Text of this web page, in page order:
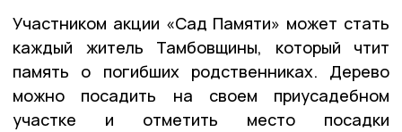
Участником акции «Сад Памяти» может стать
каждый житель Тамбовщины, который чтит
память о погибших родственниках. Дерево
можно посадить на своем приусадебном
участке и отметить место посадки